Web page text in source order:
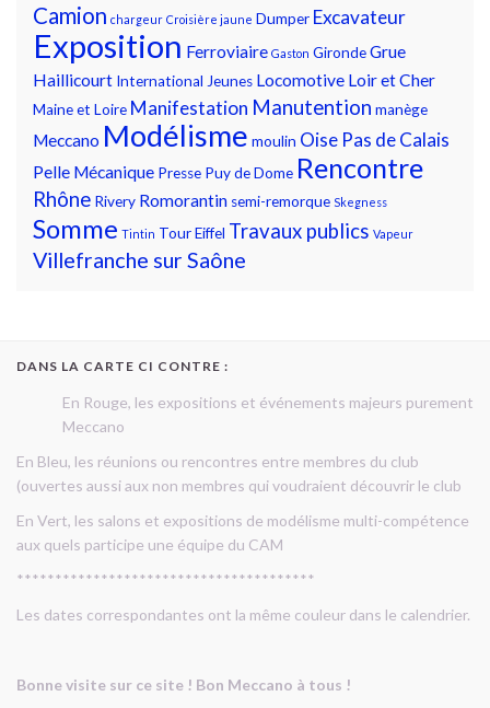
Camion chargeur Croisière jaune Dumper Excavateur
Exposition Ferroviaire Gaston GirondeGrue
Haillicourt International Jeunes Locomotive Loir et Cher
Maine et Loire Manifestation Manutention manège
Meccano Modélisme moulin Oise Pas de Calais
Pelle Mécanique Presse Puy de Dome Rencontre
Rhône Rivery Romorantin semi-remorque Skegness
Somme Tintin Tour Eiffel Travaux publics Vapeur
Villefranche sur Saône
DANS LA CARTE CI CONTRE :
En Rouge, les expositions et événements majeurs purement
Meccano
En Bleu, les réunions ou rencontres entre membres du club
(ouvertes aussi aux non membres qui voudraient découvrir le club
En Vert, les salons et expositions de modélisme multi-compétence
aux quels participe une équipe du CAM
***************************************
Les dates correspondantes ont la même couleur dans le calendrier.
Bonne visite sur ce site ! Bon Meccano à tous !